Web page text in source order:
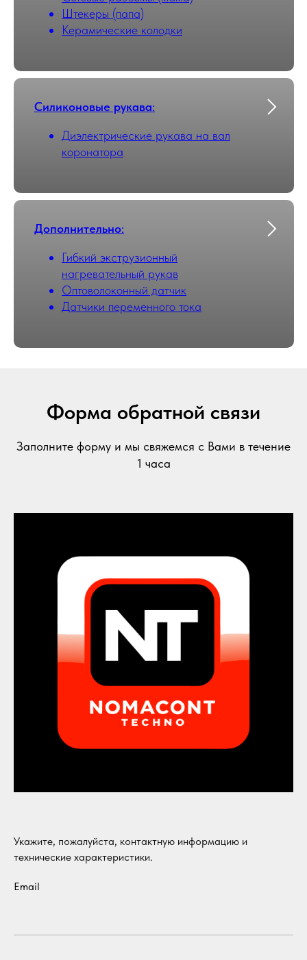
Штекеры (папа)
Керамические колодки
Силиконовые рукава:
Диэлектрические рукава на вал
коронатора
Дополнительно:
Гибкий экструзионный
нагревательный рукав
Оптоволоконный датчик
Датчики переменного тока
Форма обратной связи
Заполните форму и мы свяжемся с Вами в течение
1 часа
Укажите, пожалуйста, контактную информацию и
технические характеристики.
Email